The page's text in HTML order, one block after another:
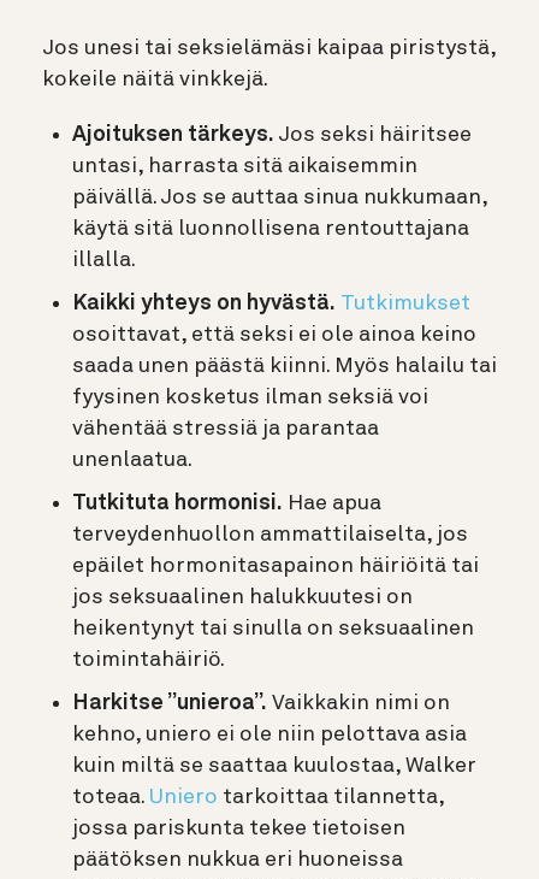
Jos unesi tai seksielämäsi kaipaa piristystä,
kokeile näitä vinkkejä.
Ajoituksen tärkeys. Jos seksi häiritsee
untasi, harrasta sitä aikaisemmin
päivällä. Jos se auttaa sinua nukkumaan,
käytä sitä luonnollisena rentouttajana
illalla.
Kaikki yhteys on hyvästä. Tutkimukset
osoittavat, että seksi ei ole ainoa keino
saada unen päästä kiinni. Myös halailu tai
fyysinen kosketus ilman seksiä voi
vähentää stressiä ja parantaa
unenlaatua.
Tutkituta hormonisi. Hae apua
terveydenhuollon ammattilaiselta, jos
epäilet hormonitasapainon häiriöitä tai
jos seksuaalinen halukkuutesi on
heikentynyt tai sinulla on seksuaalinen
toimintahäiriö.
Harkitse ”unieroa”. Vaikkakin nimi on
kehno, uniero ei ole niin pelottava asia
kuin miltä se saattaa kuulostaa, Walker
toteaa. Uniero tarkoittaa tilannetta,
jossa pariskunta tekee tietoisen
päätöksen nukkua eri huoneissa